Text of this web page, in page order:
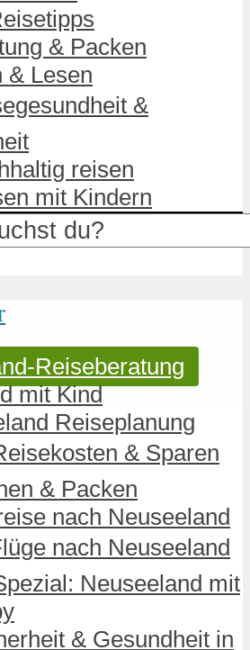
& Packen
& Lesen
&
reisen
mit Kindern
Reiseberatung
mit Kind
Reiseplanung
& Sparen
& Packen
nach Neuseeland
nach Neuseeland
Neuseeland mit
& Gesundheit in